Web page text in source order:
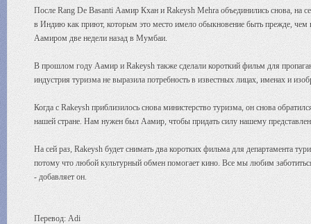
После Rang De Basanti Аамир Кхан и Rakeysh Mehra объединились снова, на
в Индию как приют, которым это место имело обыкновение быть прежде, чем
Аамиром две недели назад в Мумбаи.
В прошлом году Аамир и Rakeysh также сделали короткий фильм для
индустрия туризма не выразила потребность в известных лицах, именах и
Когда с Rakeysh приблизилось снова министерство туризма, он снова
нашей стране. Нам нужен был Аамир, чтобы придать силу нашему
На сей раз, Rakeysh будет снимать два коротких фильма для департамента
потому что любой культурный обмен помогает кино. Все мы любим
- добавляет он.
Перевод: Adi